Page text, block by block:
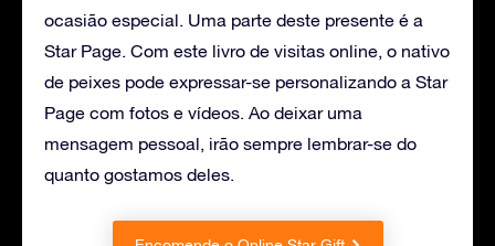
ocasião especial. Uma parte deste presente é a
Star Page. Com este livro de visitas online, o nativo
de peixes pode expressar-se personalizando a Star
Page com fotos e vídeos. Ao deixar uma
mensagem pessoal, irão sempre lembrar-se do
quanto gostamos deles.